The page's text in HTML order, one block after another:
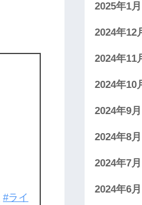
#ライ
2025年1月
2024年12
2024年11
2024年10
2024年9月
2024年8月
2024年7月
2024年6月